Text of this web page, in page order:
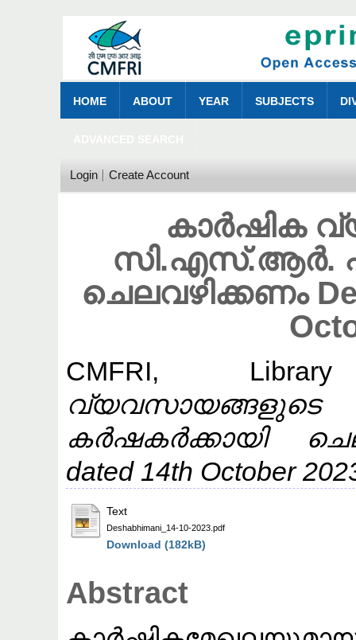
HOME ABOUT YEAR SUBJECTS
Login Create Account
കാർഷിക
സി.എസ്.ആർ.
ചെലവഴിക്കണം
CMFRI, Library
കർഷകർക്കായി
dated 14th October
Text
Deshabhimani_14-10-2023.pdf
Download (182kB)
Abstract